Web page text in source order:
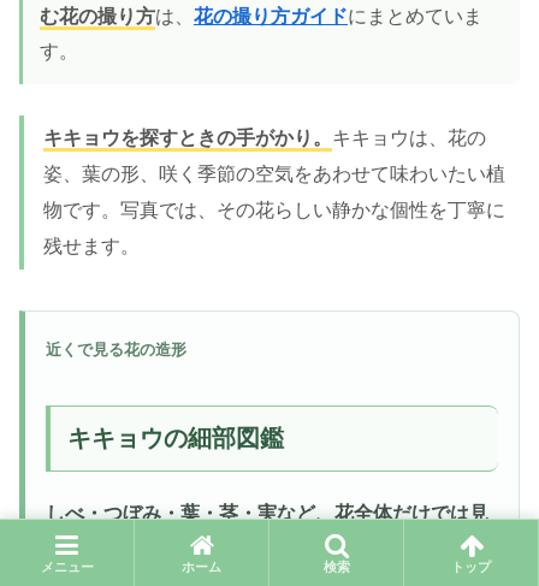
む花の撮り方は、 花の撮り方ガイドにまとめていま
す。
キキョウを探すときの手がかり。 キキョウは、花の
姿、葉の形、咲く季節の空気をあわせて味わいたい植
物です。写真では、その花らしい静かな個性を丁寧に
残せます。
近くで見る花の造形
キキョウの細部図鑑
しべ・つぼみ・葉・茎・実など、花全体だけでは見
えにくい部分
を、実際に撮影した写真から選びまし
メニュー ホーム 検索 トップ